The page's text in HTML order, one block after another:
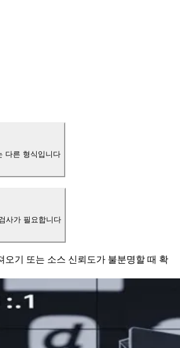
다른 형식입니다
사가 필요합니다
오기 또는 소스 신뢰도가 불분명할 때 확